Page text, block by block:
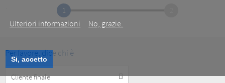
Ulteriori informazioni
No, grazie.
Si, accetto
1
Per favore, dice chi è
Customer
Type